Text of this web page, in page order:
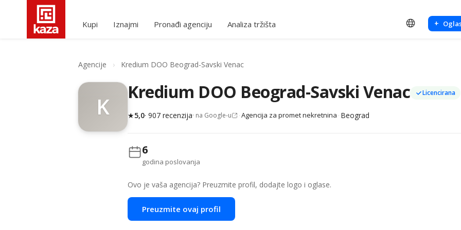
Kupi Iznajmi Pronađi agenciju Analiza tržišta +
Agencije › Kredium DOO Beograd-Savski Venac
K
Kredium DOO Beograd-Savski Venac Licencirana
★5,0· 907 recenzija· na Google-u ·Agencija za promet nekretnina · Beograd
6
godina poslovanja
Ovo je vaša agencija? Preuzmite profil, dodajte logo i oglase.
Preuzmite ovaj profil